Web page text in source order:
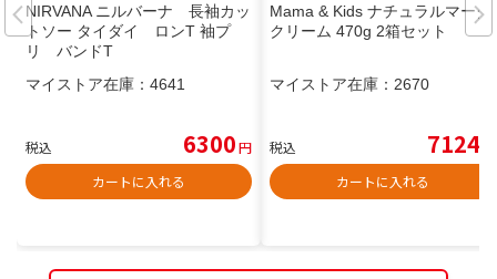
NIRVANA ニルバーナ 長袖カッ
トソー タイダイ ロンT 袖プ
リ バンドT
マイストア在庫： 4641
税込 6300円
カートに入れる
Mama & Kids ナチュラルマーク
クリーム 470g 2箱セット
マイストア在庫： 2670
税込 7124
カートに入れる